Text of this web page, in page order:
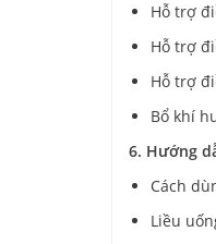
Hỗ trợ
Hỗ trợ
Hỗ trợ
Bổ khí
6. Hướng
Cách
Liều